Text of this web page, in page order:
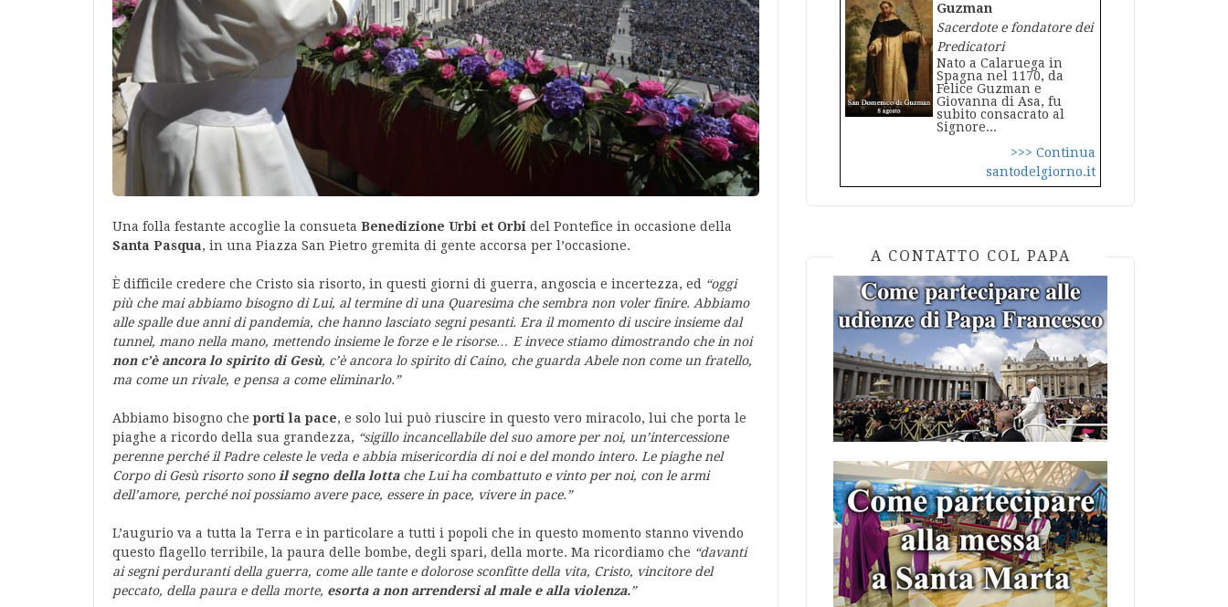
Una folla festante accoglie la consueta Benedizione Urbi et Orbi del Pontefice in occasione della
Santa Pasqua, in una Piazza San Pietro gremita di gente accorsa per l’occasione.
È difficile credere che Cristo sia risorto, in questi giorni di guerra, angoscia e incertezza, ed “oggi
più che mai abbiamo bisogno di Lui, al termine di una Quaresima che sembra non voler finire. Abbiamo
alle spalle due anni di pandemia, che hanno lasciato segni pesanti. Era il momento di uscire insieme dal
tunnel, mano nella mano, mettendo insieme le forze e le risorse… E invece stiamo dimostrando che in noi
non c’è ancora lo spirito di Gesù, c’è ancora lo spirito di Caino, che guarda Abele non come un fratello,
ma come un rivale, e pensa a come eliminarlo.”
Abbiamo bisogno che porti la pace, e solo lui può riuscire in questo vero miracolo, lui che porta le
piaghe a ricordo della sua grandezza, “sigillo incancellabile del suo amore per noi, un’intercessione
perenne perché il Padre celeste le veda e abbia misericordia di noi e del mondo intero. Le piaghe nel
Corpo di Gesù risorto sono il segno della lottache Lui ha combattuto e vinto per noi, con le armi
dell’amore, perché noi possiamo avere pace, essere in pace, vivere in pace.”
L’augurio va a tutta la Terra e in particolare a tutti i popoli che in questo momento stanno vivendo
questo flagello terribile, la paura delle bombe, degli spari, della morte. Ma ricordiamo che “davanti
ai segni perduranti della guerra, come alle tante e dolorose sconfitte della vita, Cristo, vincitore del
peccato, della paura e della morte, esorta a non arrendersi al male e alla violenza.”
Guzman
Sacerdote e fondatore dei
Predicatori
Nato a Calaruega in
Spagna nel 1170, da
Felice Guzman e
Giovanna di Asa, fu
subito consacrato al
Signore...
>>> Continua
santodelgiorno.it
A CONTATTO COL PAPA